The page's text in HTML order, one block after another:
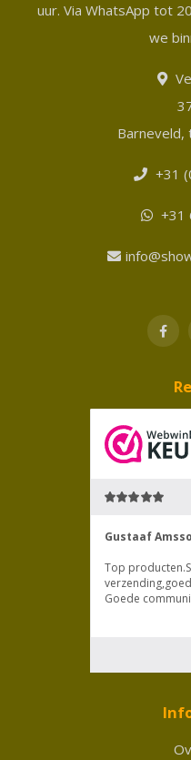
uur. Via WhatsApp tot
we
Barneveld,
+31
+31